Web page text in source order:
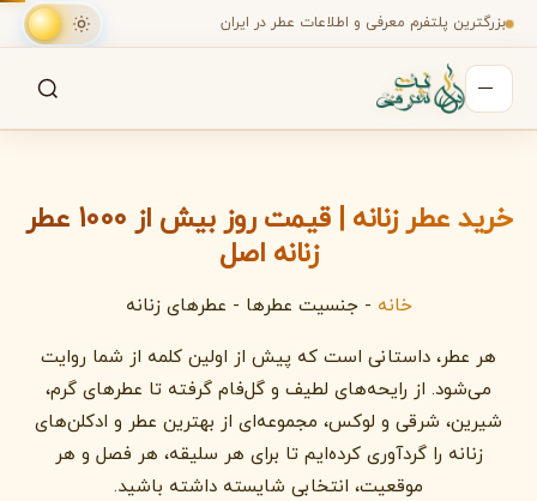
بزرگترین پلتفرم معرفی و اطلاعات عطر در ایران
خرید عطر زنانه | قیمت روز بیش از 1000 عطر
زنانه اصل
خانه - جنسیت عطرها - عطرهای زنانه
هر عطر، داستانی است که پیش از اولین کلمه از شما روایت
می‌شود. از رایحه‌های لطیف و گل‌فام گرفته تا عطرهای گرم،
شیرین، شرقی و لوکس، مجموعه‌ای از بهترین عطر و ادکلن‌های
زنانه را گردآوری کرده‌ایم تا برای هر سلیقه، هر فصل و هر
موقعیت، انتخابی شایسته داشته باشید.